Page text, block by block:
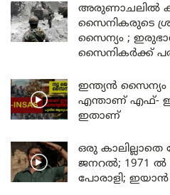
അരുണാചലിൽ
സൈനികരുടെ
സൈന്യം ;
സൈനികർക്ക്
ഇന്ത്യൻ
എന്താണ് എഫ്-
ഇതാണ്
ഒരു
ജനറൽ; 1971
പോരാളി;